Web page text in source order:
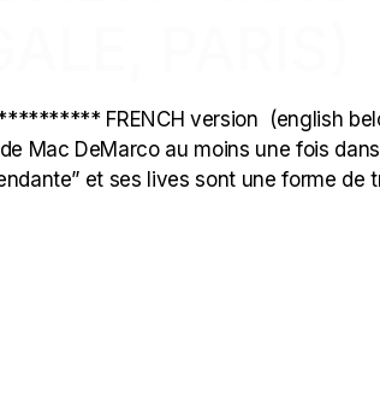
FRENCH version (english
Mac DeMarco au moins une fois
et ses lives sont une forme de